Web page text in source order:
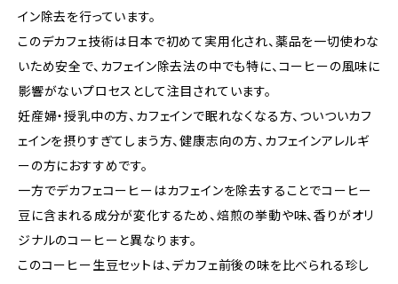
イン除去を行っています。
このデカフェ技術は日本で初めて実用化され、薬品を一切使わな
いため安全で、カフェイン除去法の中でも特に、コーヒーの風味に
影響がないプロセスとして注目されています。
妊産婦・授乳中の方、カフェインで眠れなくなる方、ついついカフ
ェインを摂りすぎてしまう方、健康志向の方、カフェインアレルギ
ーの方におすすめです。
一方でデカフェコーヒーはカフェインを除去することでコーヒー
豆に含まれる成分が変化するため、焙煎の挙動や味、香りがオリ
ジナルのコーヒーと異なります。
このコーヒー生豆セットは、デカフェ前後の味を比べられる珍し